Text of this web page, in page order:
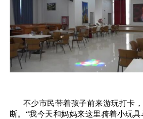
不少市民带着孩子前来游玩打卡
断。 “我今天和妈妈来这里骑着小玩